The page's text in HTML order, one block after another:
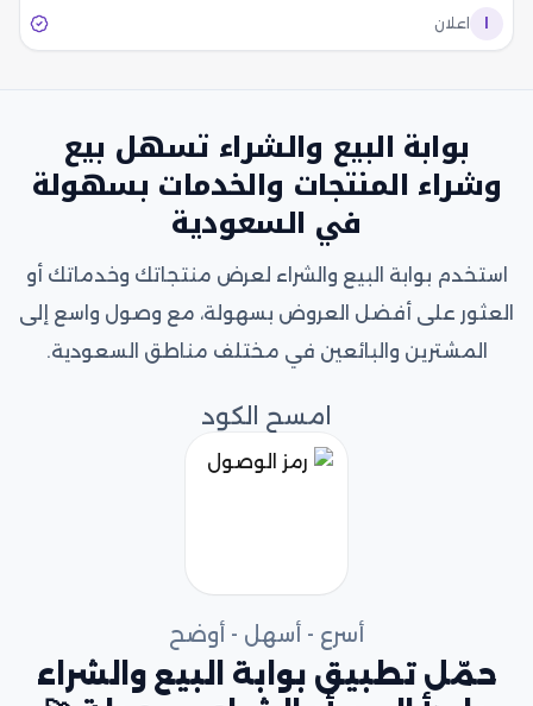
اعلان
بوابة البيع والشراء تسهل بيع
وشراء المنتجات والخدمات بسهولة
في السعودية
استخدم بوابة البيع والشراء لعرض منتجاتك وخدماتك أو
العثور على أفضل العروض بسهولة، مع وصول واسع إلى
المشترين والبائعين في مختلف مناطق السعودية.
امسح الكود
أسرع - أسهل - أوضح
حمّل تطبيق بوابة البيع والشراء